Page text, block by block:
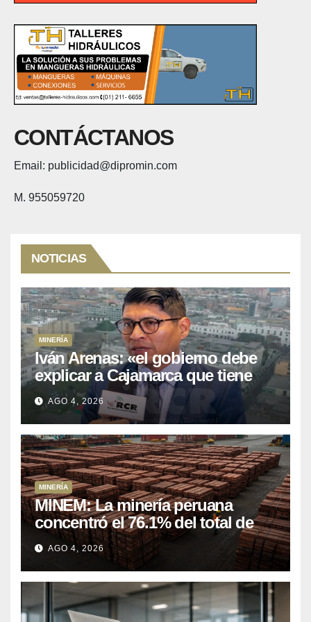
CONTÁCTANOS
Email: publicidad@dipromin.com
M. 955059720
NOTICIAS
MINERÍA
Iván Arenas: «el gobierno debe
explicar a Cajamarca que tiene
US$ 16 mil millones en proyectos
mineros para salir de la pobreza
AGO 4, 2026
MINERÍA
MINEM: La minería peruana
concentró el 76.1% del total de
las exportaciones nacionales
entre enero y abril de 2026
AGO 4, 2026